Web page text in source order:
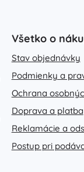
Všetko o
Stav objednávky
Podmienky a
Ochrana
Doprava a platba
Reklamácie a
Postup pri